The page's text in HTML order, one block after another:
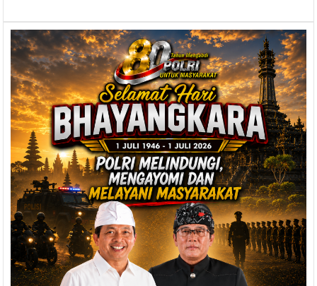
Atasi
Transmisi
Lokal
dan
Siapkan
Prakondisi
Tatanan
Kehidupan
Era
Baru